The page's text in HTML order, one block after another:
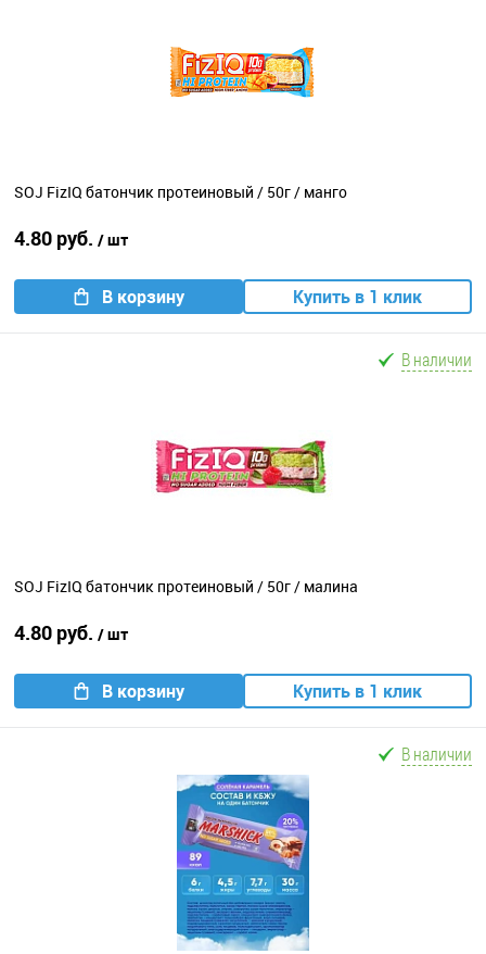
SOJ FizIQ батончик протеиновый / 50г / манго
4.80 руб. / шт
В корзину Купить в 1 клик
В наличии
SOJ FizIQ батончик протеиновый / 50г / малина
4.80 руб. / шт
В корзину Купить в 1 клик
В наличии